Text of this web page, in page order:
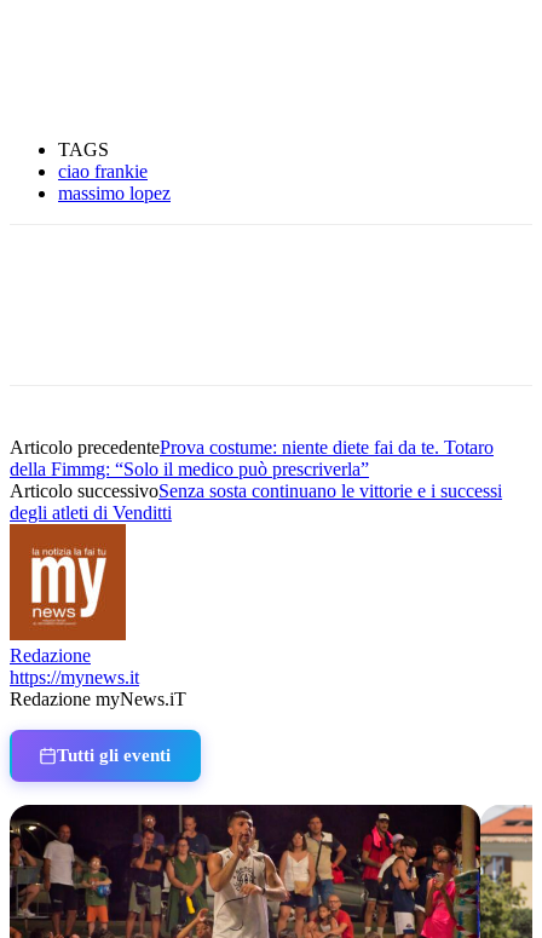
TAGS
ciao frankie
massimo lopez
Articolo precedenteProva costume: niente diete fai da te. Totaro
della Fimmg: “Solo il medico può prescriverla”
Articolo successivoSenza sosta continuano le vittorie e i successi
degli atleti di Venditti
Redazione
https://mynews.it
Redazione myNews.iT
Tutti gli eventi